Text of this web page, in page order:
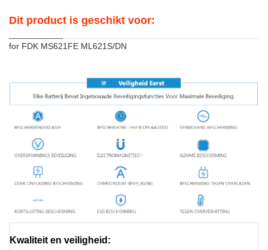
Dit product is geschikt voor:
for FDK MS621FE ML621S/DN
Kwaliteit en veiligheid: